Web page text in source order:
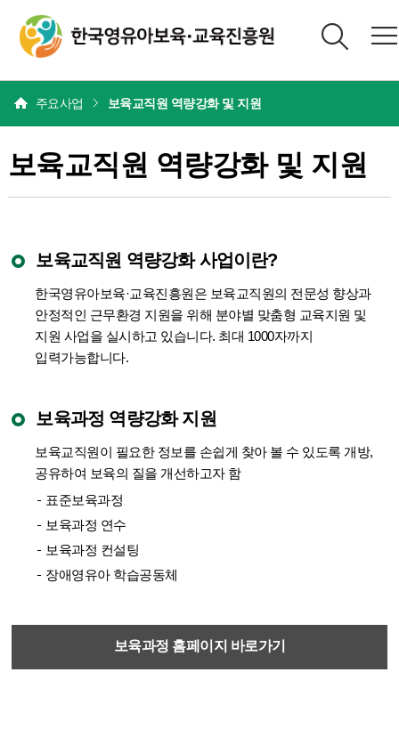
주요사업 보육교직원 역량강화 및 지원
보육교직원 역량강화 및 지원
보육교직원 역량강화 사업이란?
한국영유아보육·교육진흥원은 보육교직원의 전문성 향상과
안정적인 근무환경 지원을 위해 분야별 맞춤형 교육지원 및
지원 사업을 실시하고 있습니다. 최대 1000자까지
입력가능합니다.
보육과정 역량강화 지원
보육교직원이 필요한 정보를 손쉽게 찾아 볼 수 있도록 개방,
공유하여 보육의 질을 개선하고자 함
표준보육과정
보육과정 연수
보육과정 컨설팅
장애영유아 학습공동체
보육과정 홈페이지 바로가기